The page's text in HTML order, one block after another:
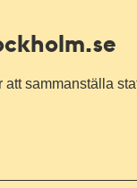
sammanställa